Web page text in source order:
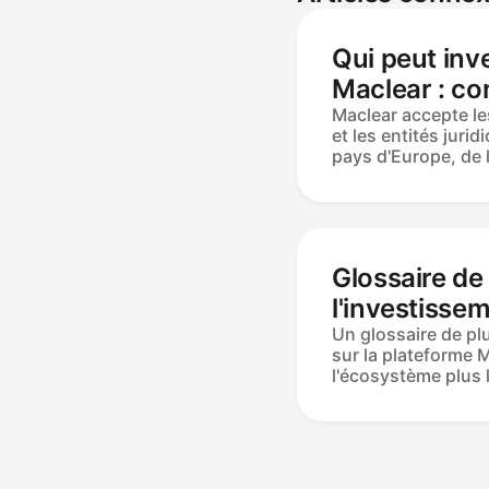
Qui peut
Maclear :
d'éligibilité
par pays
Maclear accepte
et les entités
pays d'Europe, de
d'entreprise
résidents
éligibles.
Glossaire de
termes clés
expliqués
Un glossaire de
sur la plateforme
l'écosystème plus